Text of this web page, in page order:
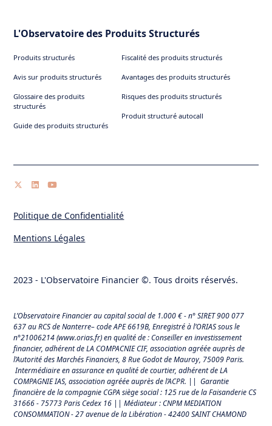
L'Observatoire des Produits Structurés
Produits structurés
Avis sur produits structurés
Glossaire des produits
structurés
Guide des produits structurés
Fiscalité des produits structurés
Avantages des produits structurés
Risques des produits structurés
Produit structuré autocall
2023 - L'Observatoire Financier ©. Tous droits réservés.
Politique de Confidentialité
Mentions Légales
L’Observatoire Financier au capital social de 1.000 € - n° SIRET 900 077
637 au RCS de Nanterre– code APE 6619B, Enregistré à l’ORIAS sous le
n°21006214 (www.orias.fr) en qualité de : Conseiller en investissement
financier, adhérent de LA COMPACNIE CIF, association agréée auprès de
l’Autorité des Marchés Financiers, 8 Rue Godot de Mauroy, 75009 Paris.
Intermédiaire en assurance en qualité de courtier, adhérent de LA
COMPAGNIE IAS, association agréée auprès de l’ACPR. || Garantie
financière de la compagnie CGPA siège social : 125 rue de la Faisanderie CS
31666 - 75773 Paris Cedex 16 || Médiateur : CNPM MEDIATION
CONSOMMATION - 27 avenue de la Libération - 42400 SAINT CHAMOND